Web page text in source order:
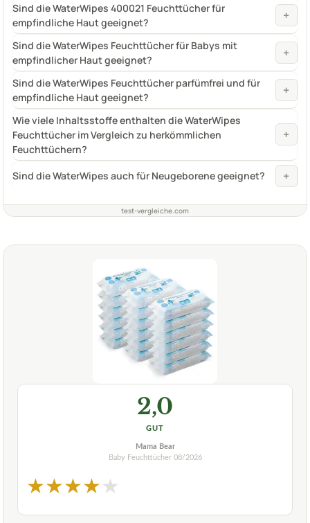
Sind die WaterWipes 400021 Feuchttücher für
empfindliche Haut geeignet?
+
Sind die WaterWipes Feuchttücher für Babys mit
empfindlicher Haut geeignet?
+
Sind die WaterWipes Feuchttücher parfümfrei und für
empfindliche Haut geeignet?
+
Wie viele Inhaltsstoffe enthalten die WaterWipes
Feuchttücher im Vergleich zu herkömmlichen
Feuchttüchern?
+
Sind die WaterWipes auch für Neugeborene geeignet? +
test-vergleiche.com
2,0
GUT
Mama Bear
Baby Feuchttücher 08/2026
★★★★★